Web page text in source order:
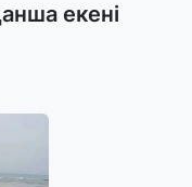
екені